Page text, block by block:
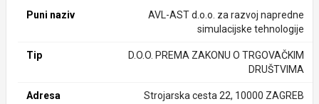
Puni naziv
AVL-AST d.o.o. za razvoj napredne
simulacijske tehnologije
Tip
D.O.O. PREMA ZAKONU O TRGOVAČKIM
DRUŠTVIMA
Adresa Strojarska cesta 22, 10000 ZAGREB